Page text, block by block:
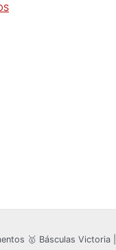
🥇 Básculas Victoria |